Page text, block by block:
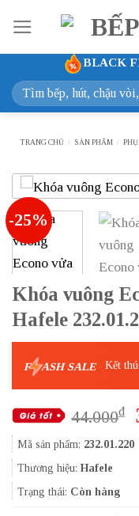
qua
nội
dung
BLACK
Tìm
kiếm:
TRANG CHỦ / SẢN PHẨM /
-25%
Khóa vuông
Hafele
F ASH SALE Kết
44.000₫
Mã sản phẩm: 232.01.220
Thương hiệu: Hafele
Trạng thái: Còn hàng